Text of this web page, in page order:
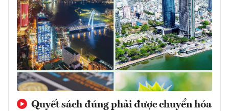
Quyết sách đúng phải được chuyển hóa